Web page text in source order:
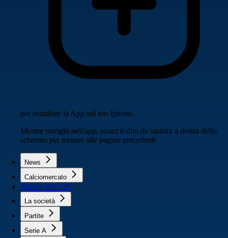
per installare la App sul tuo Iphone.
Mentre navighi nell'app, scorri il dito da sinistra a destra dello
schermo per tornare alle pagine precedenti
News
Calciomercato
Napoli 2025/26
La società
Partite
Serie A